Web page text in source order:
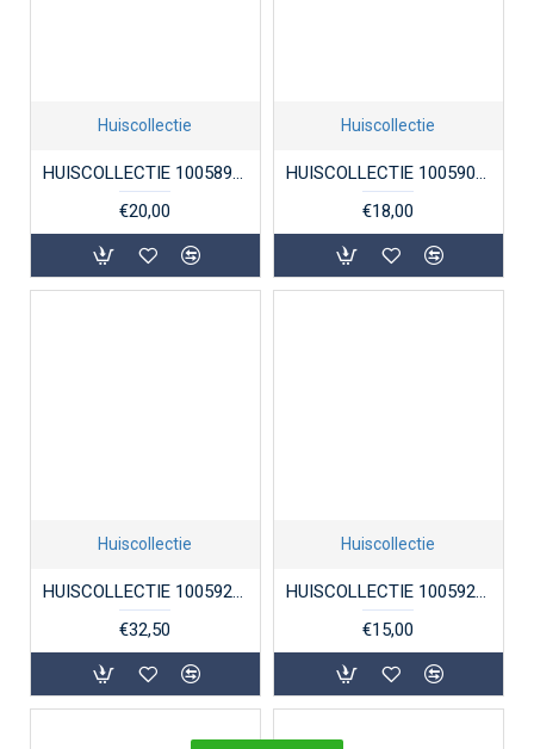
Huiscollectie
€20,00
Huiscollectie
€18,00
Huiscollectie
€32,50
Huiscollectie
€15,00